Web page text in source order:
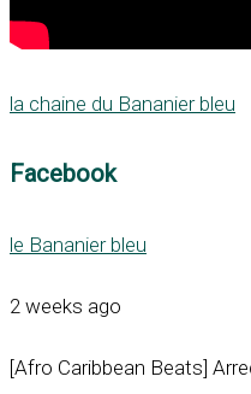
la chaine du Bananier bleu
Facebook
le Bananier bleu
2 weeks ago
[Afro Caribbean Beats]